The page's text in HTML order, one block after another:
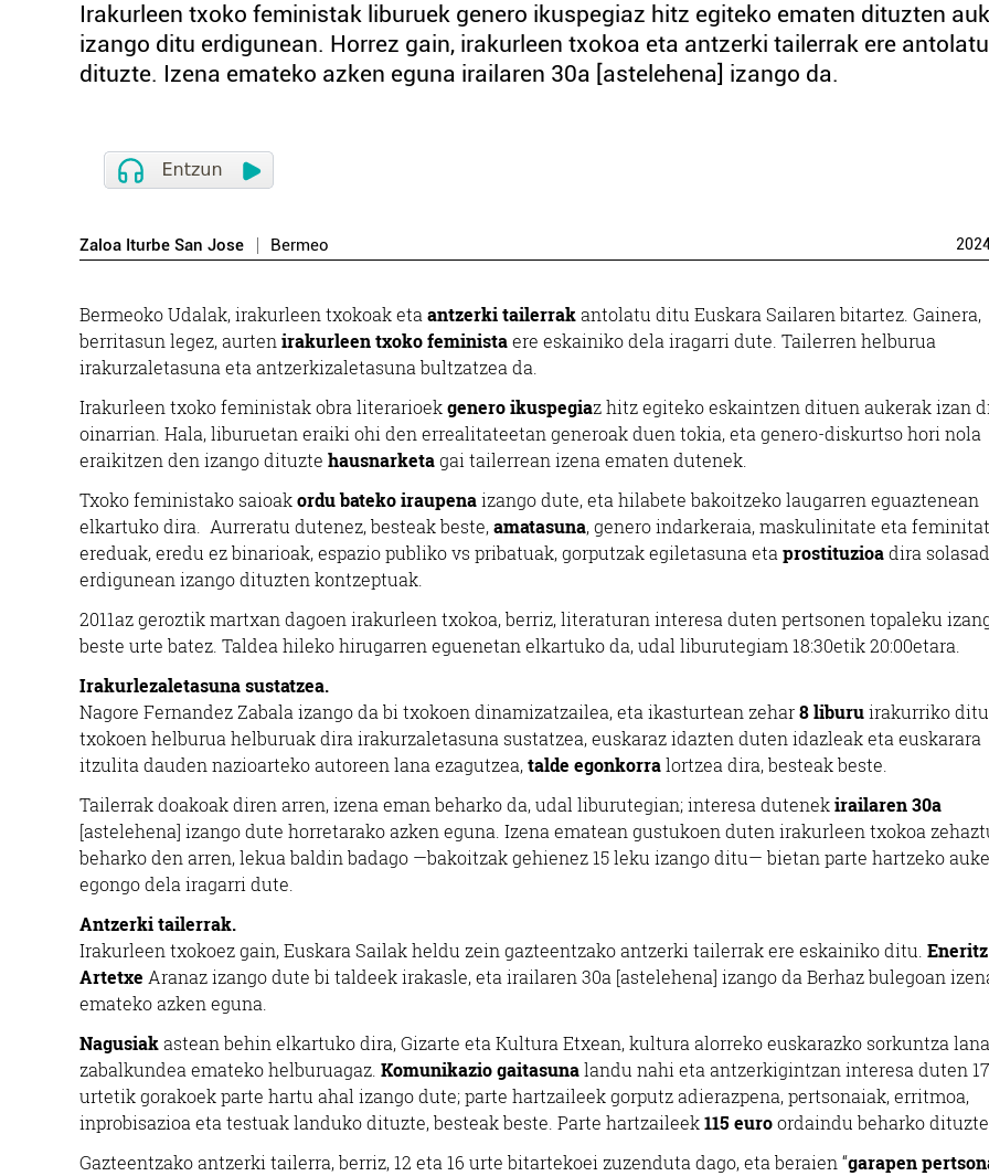
Irakurleen txoko feministak liburuek genero ikuspegiaz hitz egiteko ematen dituzten
izango ditu erdigunean. Horrez gain, irakurleen txokoa eta antzerki tailerrak ere antolatu
dituzte. Izena emateko azken eguna irailaren 30a [astelehena] izango da.
Zaloa Iturbe San Jose Bermeo
Bermeoko Udalak, irakurleen txokoak eta antzerki tailerrakantolatu ditu Euskara Sailaren bitartez. Gainera,
berritasun legez, aurten irakurleen txoko feministaere eskainiko dela iragarri dute. Tailerren helburua
irakurzaletasuna eta antzerkizaletasuna bultzatzea da.
Irakurleen txoko feministak obra literarioekgenero ikuspegiaz hitz egiteko eskaintzen dituen aukerak izan
oinarrian. Hala, liburuetan eraiki ohi den errealitateetan generoak duen tokia, eta genero-diskurtso hori nola
eraikitzen den izango dituzte hausnarketagai tailerrean izena ematen dutenek.
Txoko feministako saioakordu bateko iraupenaizango dute, eta hilabete bakoitzeko laugarren eguaztenean
elkartuko dira. Aurreratu dutenez, besteak beste,amatasuna, genero indarkeraia, maskulinitate eta
ereduak, eredu ez binarioak, espazio publiko vs pribatuak, gorputzak egiletasuna eta prostituzioadira
erdigunean izango dituzten kontzeptuak.
2011az geroztik martxan dagoen irakurleen txokoa, berriz, literaturan interesa duten pertsonen topaleku
beste urte batez. Taldea hileko hirugarren eguenetan elkartuko da, udal liburutegiam 18:30etik 20:00etara.
Irakurlezaletasuna sustatzea.
Nagore Fernandez Zabala izango da bi txokoen dinamizatzailea, eta ikasturtean zehar8 liburuirakurriko
txokoen helburua helburuak dira irakurzaletasuna sustatzea, euskaraz idazten duten idazleak eta euskarara
itzulita dauden nazioarteko autoreen lana ezagutzea,talde egonkorralortzea dira, besteak beste.
Tailerrak doakoak diren arren, izena eman beharko da, udal liburutegian; interesa dutenekirailaren 30a
[astelehena] izango dute horretarako azken eguna. Izena ematean gustukoen duten irakurleen txokoa
beharko den arren, lekua baldin badago —bakoitzak gehienez 15 leku izango ditu— bietan parte hartzeko
egongo dela iragarri dute.
Antzerki tailerrak.
Irakurleen txokoez gain, Euskara Sailak heldu zein gazteentzako antzerki tailerrak ere eskainiko ditu. Eneritz
Artetxe Aranaz izango dute bi taldeek irakasle, eta irailaren 30a [astelehena] izango da Berhaz bulegoan
emateko azken eguna.
Nagusiakastean behin elkartuko dira, Gizarte eta Kultura Etxean, kultura alorreko euskarazko sorkuntza
zabalkundea emateko helburuagaz. Komunikazio gaitasunalandu nahi eta antzerkigintzan interesa duten 17
urtetik gorakoek parte hartu ahal izango dute; parte hartzaileek gorputz adierazpena, pertsonaiak, erritmoa,
inprobisazioa eta testuak landuko dituzte, besteak beste. Parte hartzaileek115 euroordaindu beharko dituzte.
Gazteentzako antzerki tailerra, berriz, 12 eta 16 urte bitartekoei zuzenduta dago, eta beraien “garapen